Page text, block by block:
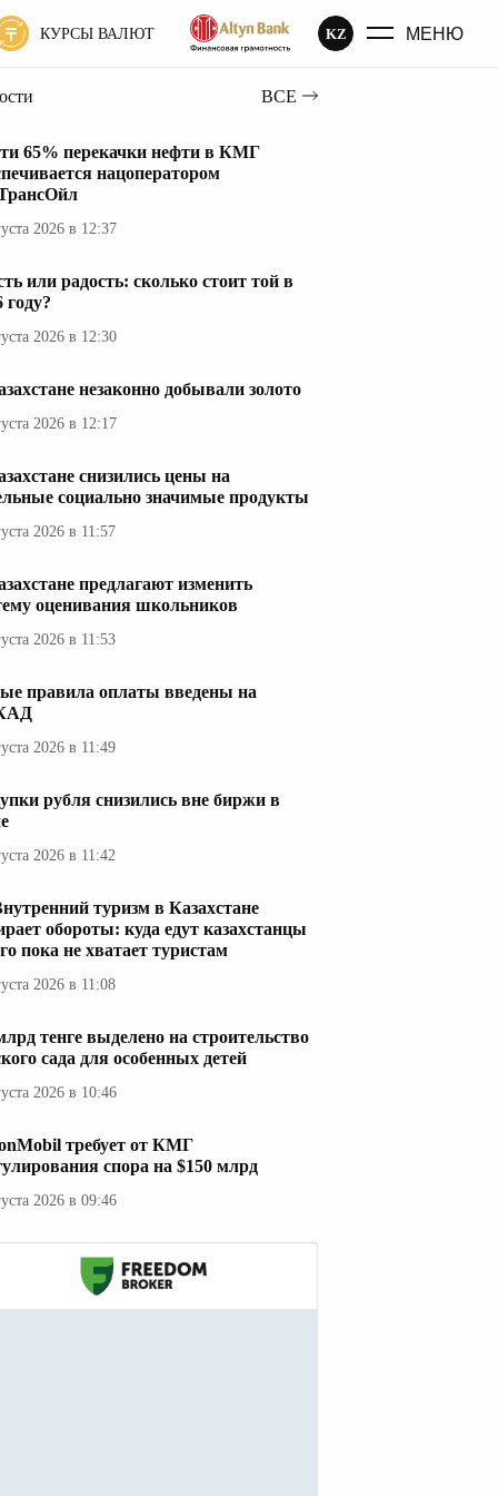
КУРСЫ ВАЛЮТ KZ МЕНЮ
ВСЕ
65% перекачки нефти в КМГ
нацоператором
2026 в 12:37
или радость: сколько стоит той в
году?
2026 в 12:30
незаконно добывали золото
2026 в 12:17
снизились цены на
социально значимые продукты
2026 в 11:57
предлагают изменить
оценивания школьников
2026 в 11:53
правила оплаты введены на
2026 в 11:49
рубля снизились вне биржи в
2026 в 11:42
туризм в Казахстане
обороты: куда едут казахстанцы
пока не хватает туристам
2026 в 11:08
тенге выделено на строительство
сада для особенных детей
2026 в 10:46
требует от КМГ
спора на $150 млрд
2026 в 09:46